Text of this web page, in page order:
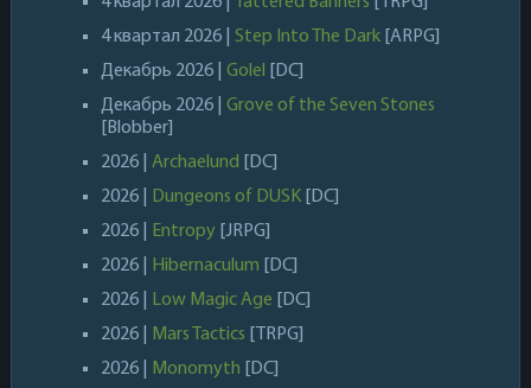
4 квартал 2026 | Step Into The Dark [ARPG]
Декабрь 2026 | Golel
[DC]
Декабрь 2026 | Grove of the Seven Stones
[Blobber]
2026 | Archaelund
[DC]
2026 |
Dungeons of DUSK
[DC]
2026 |
Entropy [JRPG]
2026 |
Hibernaculum
[DC]
2026 |
Low Magic Age
[DC]
2026 |
Mars Tactics
[TRPG]
2026 |
Monomyth
[DC]